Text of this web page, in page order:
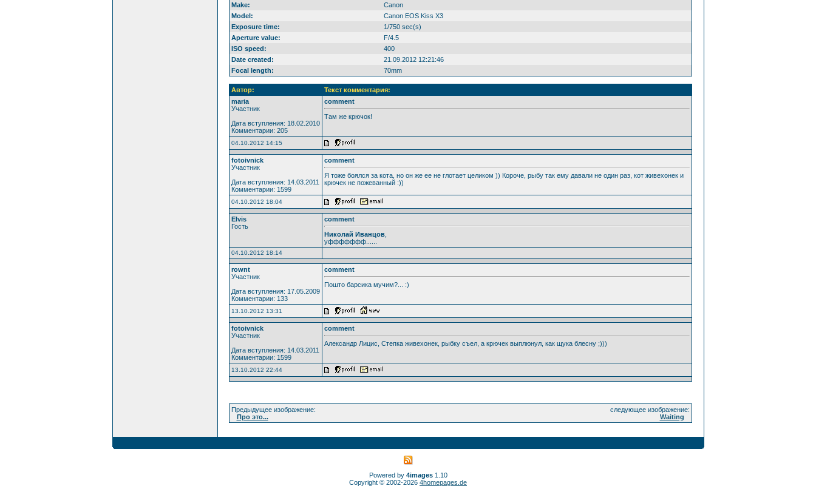
Make:
Canon
Model:
Canon EOS Kiss X3
Exposure time:
1/750 sec(s)
Aperture value:
F/4.5
ISO speed:
400
Date created:
21.09.2012 12:21:46
Focal length:
70mm
Автор:
Текст комментария:
maria
Участник
Дата вступления: 18.02.2010
Комментарии: 205
comment
Там же крючок!
04.10.2012 14:15
fotoivnick
Участник
Дата вступления: 14.03.2011
Комментарии: 1599
comment
Я тоже боялся за кота, но он же ее не глотает целиком )) Короче, рыбу так ему давали не один раз, кот живехонек и
крючек не пожеванный :))
04.10.2012 18:04
Elvis
Гость
comment
Николай Иванцов,
уффффффф......
04.10.2012 18:14
rownt
Участник
Дата вступления: 17.05.2009
Комментарии: 133
comment
Пошто барсика мучим?... :)
13.10.2012 13:31
fotoivnick
Участник
Дата вступления: 14.03.2011
Комментарии: 1599
comment
Александр Лицис, Степка живехонек, рыбку съел, а крючек выплюнул, как щука блесну ;)))
13.10.2012 22:44
Предыдущее изображение:
Про это...
следующее изображение:
Waiting
Powered by 4images1.10
Copyright © 2002-2026 4homepages.de